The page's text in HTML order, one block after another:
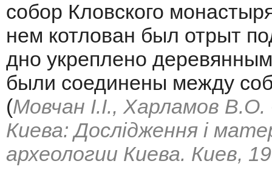
собор Кловского
нем котлован был отрыт
дно укреплено
были соединены между
(Мовчан I.I., Харламов
Киева: Дослiдження i
археологии Киева. Киев,